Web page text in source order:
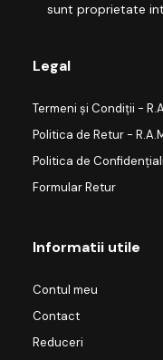
sunt proprietate
Legal
Termeni și Condiții -
Politica de Retur -
Politica de
Formular Retur
Informatii utile
Contul meu
Contact
Reduceri